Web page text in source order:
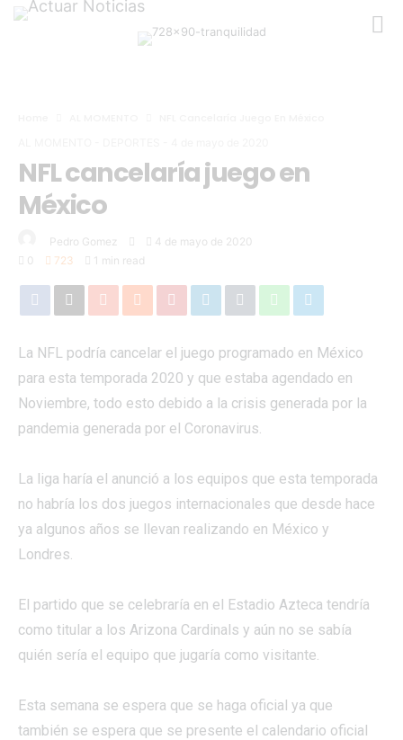
NFL cancelaría juego en
México
Pedro Gomez
4 de mayo de 2020
0
723 1 min read
La NFL podría cancelar el juego programado en México
para esta temporada 2020 y que estaba agendado en
Noviembre, todo esto debido a la crisis generada por la
pandemia generada por el Coronavirus.
La liga haría el anunció a los equipos que esta temporada
no habría los dos juegos internacionales que desde hace
ya algunos años se llevan realizando en México y
Londres.
El partido que se celebraría en el Estadio Azteca tendría
como titular a los Arizona Cardinals y aún no se sabía
quién sería el equipo que jugaría como visitante.
Esta semana se espera que se haga oficial ya que
también se espera que se presente el calendario oficial